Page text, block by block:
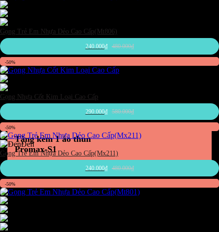
Tặng kèm 1 áo thun
Promax-S1
Gọng Trẻ Em Nhựa Dẻo Cao Cấp(Mt806)
240.000₫ 480.000₫
-50%
Gọng Nhựa Cốt Kim Loại Cao Cấp
290.000₫ 580.000₫
-50%
Đen
Gọng Trẻ Em Nhựa Dẻo Cao Cấp(Mx211)
240.000₫ 480.000₫
-50%